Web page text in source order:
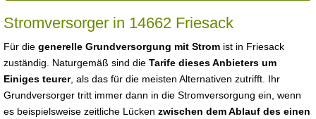
Stromversorger in 14662 Friesack
Für die generelle Grundversorgung mit Strom ist in Friesack
zuständig. Naturgemäß sind die Tarife dieses Anbieters um
Einiges teurer, als das für die meisten Alternativen zutrifft. Ihr
Grundversorger tritt immer dann in die Stromversorgung ein, wenn
es beispielsweise zeitliche Lücken zwischen dem Ablauf des einen